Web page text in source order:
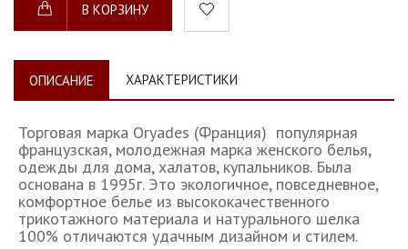
В КОРЗИНУ
ОПИСАНИЕ ХАРАКТЕРИСТИКИ
Торговая марка Oryades (Франция) популярная
французская, молодежная марка женского белья,
одежды для дома, халатов, купальников. Была
основана в 1995г. Это экологичное, повседневное,
комфортное белье из высококачественного
трикотажного материала и натурального шелка
100% отличаются удачным дизайном и стилем.